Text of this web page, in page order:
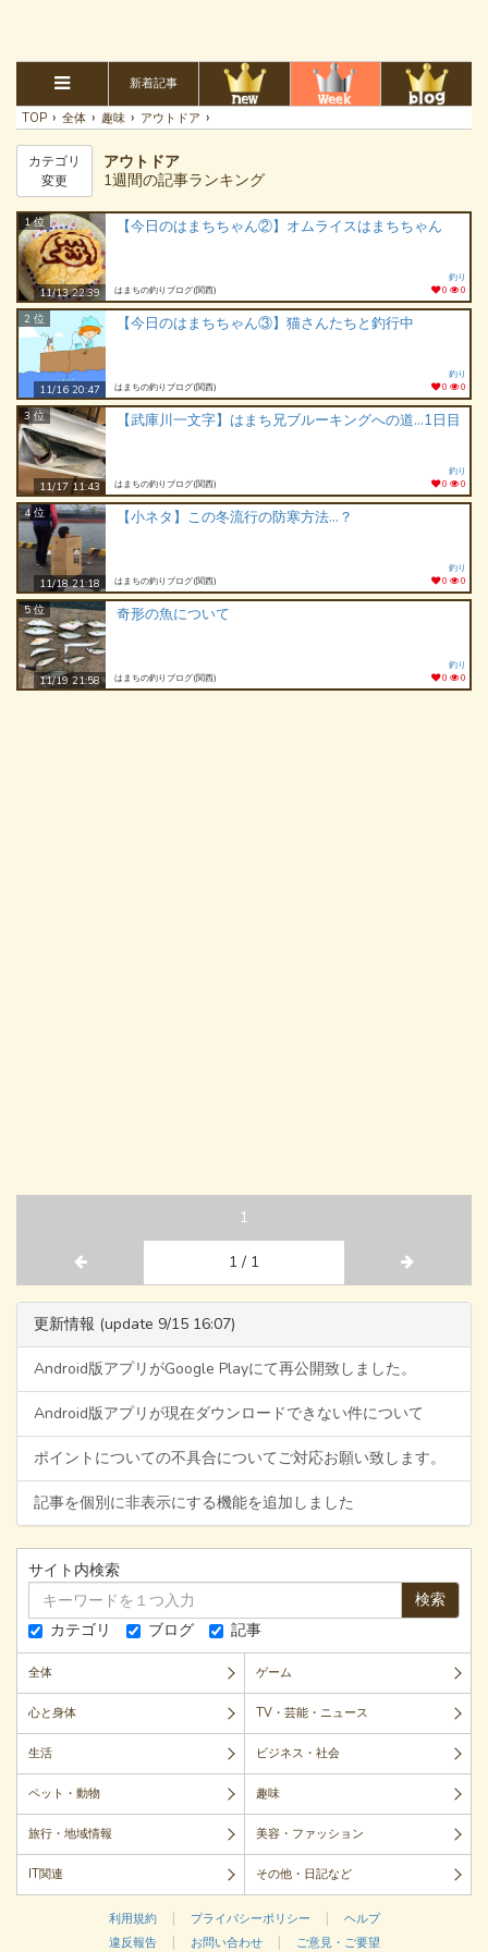
新着記事
TOP › 全体 › 趣味 › アウトドア ›
カテゴリ
変更
アウトドア
1週間の記事ランキング
1 位
11/13 22:39
【今日のはまちちゃん②】オムライスはまちちゃん
はまちの釣りブログ(関西)
釣り
0
0
2 位
11/16 20:47
【今日のはまちちゃん③】猫さんたちと釣行中
はまちの釣りブログ(関西)
釣り
0
0
3 位
11/17 11:43
【武庫川一文字】はまち兄ブルーキングへの道…1日目
はまちの釣りブログ(関西)
釣り
0
0
4 位
11/18 21:18
【小ネタ】この冬流行の防寒方法…？
はまちの釣りブログ(関西)
釣り
0
0
5 位
11/19 21:58
奇形の魚について
はまちの釣りブログ(関西)
釣り
0
0
1
1 / 1
更新情報 (update 9/15 16:07)
Android版アプリがGoogle Playにて再公開致しました。
Android版アプリが現在ダウンロードできない件について
ポイントについての不具合についてご対応お願い致します。
記事を個別に非表示にする機能を追加しました
サイト内検索
検索
カテゴリ
ブログ 記事
全体 ゲーム
心と身体 TV・芸能・ニュース
生活 ビジネス・社会
ペット・動物 趣味
旅行・地域情報 美容・ファッション
IT関連 その他・日記など
利用規約 | プライバシーポリシー |
ヘルプ
違反報告
| お問い合わせ | ご意見・ご要望